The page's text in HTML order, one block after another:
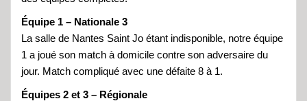
Équipe 1 – Nationale 3
La salle de Nantes Saint Jo étant indisponible, notre équipe
1 a joué son match à domicile contre son adversaire du
jour. Match compliqué avec une défaite 8 à 1.
Équipes 2 et 3 – Régionale